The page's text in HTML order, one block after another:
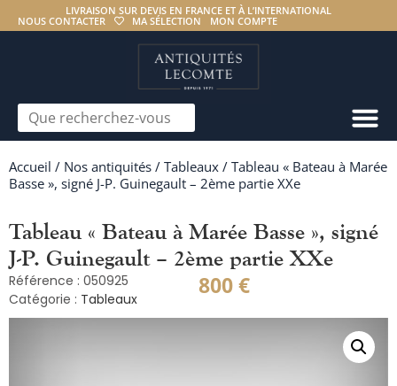
LIVRAISON SUR DEVIS EN FRANCE ET À L’INTERNATIONAL
NOUS CONTACTER
MA SÉLECTION MON COMPTE
Accueil / Nos antiquités / Tableaux / Tableau « Bateau à Marée
Basse », signé J-P. Guinegault – 2ème partie XXe
Tableau « Bateau à Marée Basse », signé
J-P. Guinegault – 2ème partie XXe
Référence : 050925
Catégorie : Tableaux 800€